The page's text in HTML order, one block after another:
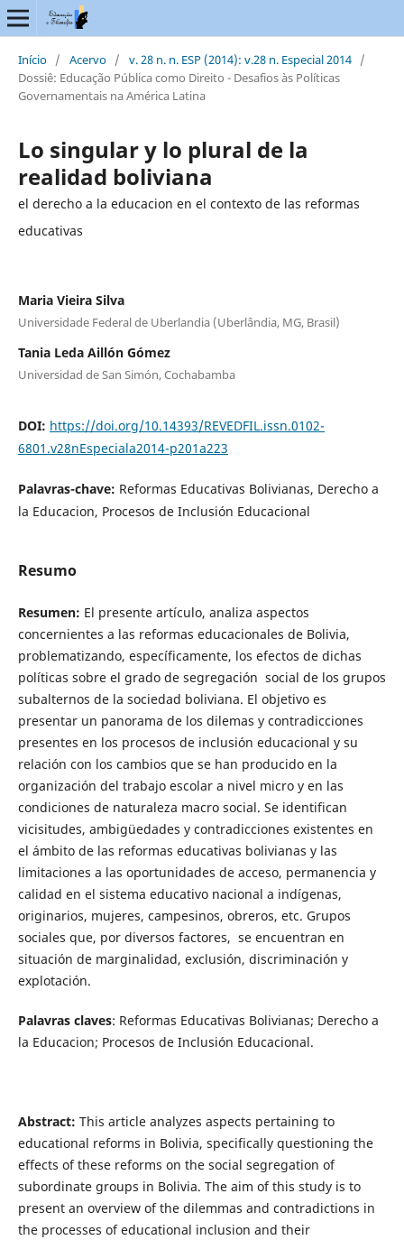
Início / Acervo / v. 28 n. n. ESP (2014): v.28 n. Especial 2014 /
Dossiê: Educação Pública como Direito - Desafios às Políticas
Governamentais na América Latina
Lo singular y lo plural de la
realidad boliviana
el derecho a la educacion en el contexto de las reformas
educativas
Maria Vieira Silva
Universidade Federal de Uberlandia (Uberlândia, MG, Brasil)
Tania Leda Aillón Gómez
Universidad de San Simón, Cochabamba
DOI: https://doi.org/10.14393/REVEDFIL.issn.0102-
6801.v28nEspeciala2014-p201a223
Palavras-chave: Reformas Educativas Bolivianas, Derecho a
la Educacion, Procesos de Inclusión Educacional
Resumo
Resumen: El presente artículo, analiza aspectos
concernientes a las reformas educacionales de Bolivia,
problematizando, específicamente, los efectos de dichas
políticas sobre el grado de segregación social de los grupos
subalternos de la sociedad boliviana. El objetivo es
presentar un panorama de los dilemas y contradicciones
presentes en los procesos de inclusión educacional y su
relación con los cambios que se han producido en la
organización del trabajo escolar a nivel micro y en las
condiciones de naturaleza macro social. Se identifican
vicisitudes, ambigüedades y contradicciones existentes en
el ámbito de las reformas educativas bolivianas y las
limitaciones a las oportunidades de acceso, permanencia y
calidad en el sistema educativo nacional a indígenas,
originarios, mujeres, campesinos, obreros, etc. Grupos
sociales que, por diversos factores, se encuentran en
situación de marginalidad, exclusión, discriminación y
explotación.
Palavras claves: Reformas Educativas Bolivianas; Derecho a
la Educacion; Procesos de Inclusión Educacional.
Abstract: This article analyzes aspects pertaining to
educational reforms in Bolivia, specifically questioning the
effects of these reforms on the social segregation of
subordinate groups in Bolivia. The aim of this study is to
present an overview of the dilemmas and contradictions in
the processes of educational inclusion and their